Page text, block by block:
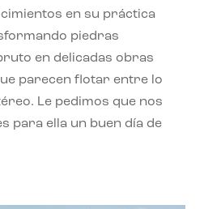
en su práctica
piedras
en delicadas obras
parecen flotar entre lo
Le pedimos que nos
para ella un buen día de